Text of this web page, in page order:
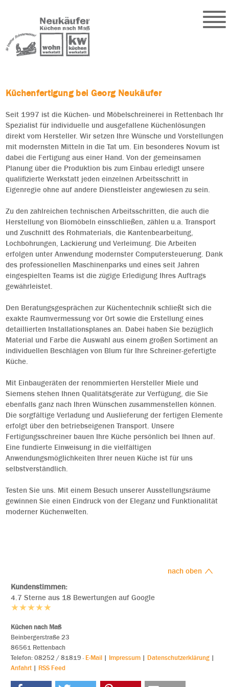
Küchenfertigung bei Georg Neukäufer
Seit 1997 ist die Küchen- und Möbelschreinerei in Rettenbach Ihr
Spezialist für individuelle und ausgefallene Küchenlösungen
direkt vom Hersteller. Wir setzen Ihre Wünsche und Vorstellungen
mit modernsten Mitteln in die Tat um. Ein besonderes Novum ist
dabei die Fertigung aus einer Hand. Von der gemeinsamen
Planung über die Produktion bis zum Einbau erledigt unsere
qualifizierte Werkstatt jeden einzelnen Arbeitsschritt in
Eigenregie ohne auf andere Dienstleister angewiesen zu sein.
Zu den zahlreichen technischen Arbeitsschritten, die auch die
Herstellung von Biomöbeln einsschließen, zählen u.a. Transport
und Zuschnitt des Rohmaterials, die Kantenbearbeitung,
Lochbohrungen, Lackierung und Verleimung. Die Arbeiten
erfolgen unter Anwendung modernster Computersteuerung. Dank
des professionellen Maschinenparks und eines seit Jahren
eingespielten Teams ist die zügige Erledigung Ihres Auftrags
gewährleistet.
Den Beratungsgesprächen zur Küchentechnik schließt sich die
exakte Raumvermessung vor Ort sowie die Erstellung eines
detaillierten Installationsplanes an. Dabei haben Sie bezüglich
Material und Farbe die Auswahl aus einem großen Sortiment an
individuellen Beschlägen von Blum für Ihre Schreiner-gefertigte
Küche.
Mit Einbaugeräten der renommierten Hersteller Miele und
Siemens stehen Ihnen Qualitätsgeräte zur Verfügung, die Sie
ebenfalls ganz nach Ihren Wünschen zusammenstellen können.
Die sorgfältige Verladung und Auslieferung der fertigen Elemente
erfolgt über den betriebseigenen Transport. Unsere
Fertigungsschreiner bauen Ihre Küche persönlich bei Ihnen auf.
Eine fundierte Einweisung in die vielfältigen
Anwendungsmöglichkeiten Ihrer neuen Küche ist für uns
selbstverständlich.
Testen Sie uns. Mit einem Besuch unserer Ausstellungsräume
gewinnen Sie einen Eindruck von der Eleganz und Funktionalität
moderner Küchenwelten.
nach oben
Kundenstimmen:
4.7 Sterne aus 18 Bewertungen auf Google
Küchen nach Maß
Beinbergerstraße 23
86561 Rettenbach
Telefon: 08252 / 81819 · E-Mail | Impressum | Datenschutzerklärung |
Anfahrt | RSS Feed